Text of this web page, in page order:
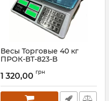
Весы Торговые 40 кг
ПРОК-ВТ-823-B
1 320,00 грн